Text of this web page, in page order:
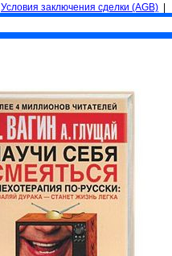
Условия заключения сделки (AGB)